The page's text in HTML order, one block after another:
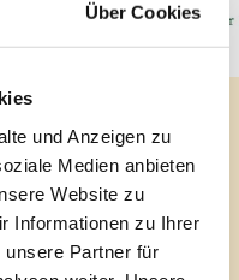
Über Cookies
und Anzeigen zu
Medien anbieten
Website zu
Informationen zu Ihrer
unsere Partner für